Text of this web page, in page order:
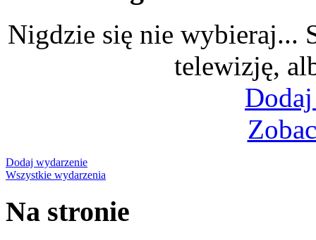
Nigdzie się nie wybieraj...
telewizję,
Dodaj wydarzenie
Wszystkie wydarzenia
Na stronie